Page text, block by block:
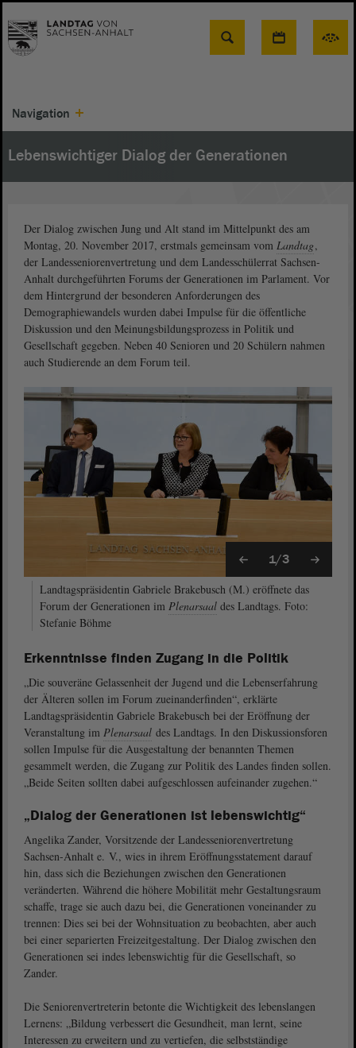
Suche
Navigation
Lebenswichtiger Dialog der Generationen
Der Dialog zwischen Jung und Alt stand im Mittelpunkt des am
Montag, 20. November 2017, erstmals gemeinsam vom Landtag,
der Landesseniorenvertretung und dem Landesschülerrat Sachsen-
Anhalt durchgeführten Forums der Generationen im Parlament. Vor
dem Hintergrund der besonderen Anforderungen des
Demographiewandels wurden dabei Impulse für die öffentliche
Diskussion und den Meinungsbildungsprozess in Politik und
Gesellschaft gegeben. Neben 40 Senioren und 20 Schülern nahmen
auch Studierende an dem Forum teil.
1/3
Landtagspräsidentin Gabriele Brakebusch (M.) eröffnete das
Forum der Generationen im Plenarsaal des Landtags. Foto:
Stefanie Böhme
Erkenntnisse finden Zugang in die Politik
„Die souveräne Gelassenheit der Jugend und die Lebenserfahrung
der Älteren sollen im Forum zueinanderfinden“, erklärte
Landtagspräsidentin Gabriele Brakebusch bei der Eröffnung der
Veranstaltung im Plenarsaal des Landtags. In den Diskussionsforen
sollen Impulse für die Ausgestaltung der benannten Themen
gesammelt werden, die Zugang zur Politik des Landes finden sollen.
„Beide Seiten sollten dabei aufgeschlossen aufeinander zugehen.“
„Dialog der Generationen ist lebenswichtig“
Angelika Zander, Vorsitzende der Landesseniorenvertretung
Sachsen-Anhalt e. V., wies in ihrem Eröffnungsstatement darauf
hin, dass sich die Beziehungen zwischen den Generationen
veränderten. Während die höhere Mobilität mehr Gestaltungsraum
schaffe, trage sie auch dazu bei, die Generationen voneinander zu
trennen: Dies sei bei der Wohnsituation zu beobachten, aber auch
bei einer separierten Freizeitgestaltung. Der Dialog zwischen den
Generationen sei indes lebenswichtig für die Gesellschaft, so
Zander.
Die Seniorenvertreterin betonte die Wichtigkeit des lebenslangen
Lernens: „Bildung verbessert die Gesundheit, man lernt, seine
Interessen zu erweitern und zu vertiefen, die selbstständige